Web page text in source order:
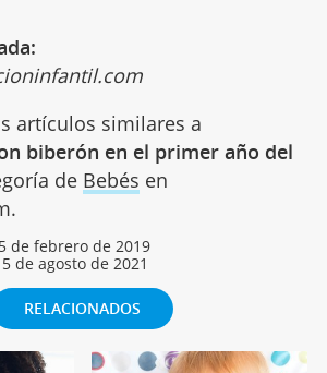
artículos similares a
biberón en el primer año del
de Bebés en
de febrero de 2019
5 de agosto de 2021
RELACIONADOS